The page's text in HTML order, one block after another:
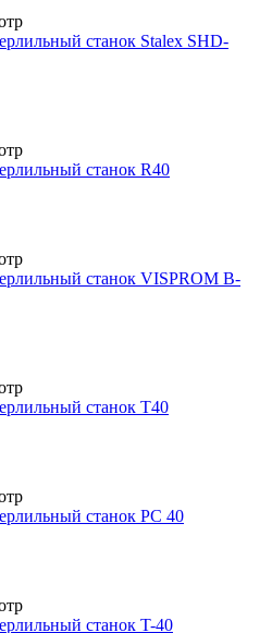
станок Stalex SHD-
станок R40
станок VISPROM B-
станок Т40
станок PC 40
станок T-40